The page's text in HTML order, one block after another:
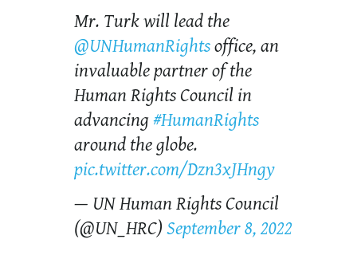
Mr. Turk will lead the
@UNHumanRightsoffice, an
invaluable partner of the
Human Rights Council in
advancing#HumanRights
around the globe.
pic.twitter.com/Dzn3xJHngy
— UN Human Rights Council
(@UN_HRC) September 8, 2022